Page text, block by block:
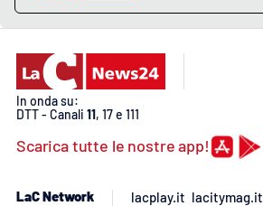
LAC
NETWORK
Lacplay.it
Lactv.it
Laconair.it
In onda su:
DTT - Canali 11, 17 e 111
Scarica tutte le nostre app!
LaC Network
lacplay.it lacitymag.it